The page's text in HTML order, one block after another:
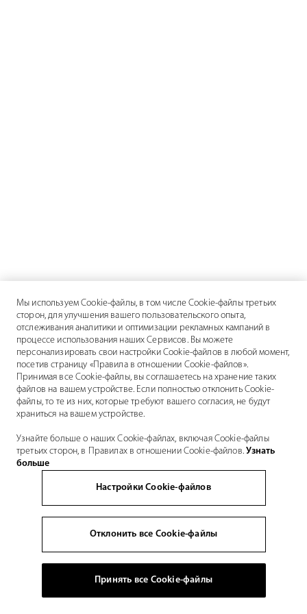
Мы используем Cookie-файлы, в том числе Cookie-файлы третьих
сторон, для улучшения вашего пользовательского опыта,
отслеживания аналитики и оптимизации рекламных кампаний в
процессе использования наших Сервисов. Вы можете
персонализировать свои настройки Cookie-файлов в любой момент,
посетив страницу «Правила в отношении Cookie-файлов».
Принимая все Cookie-файлы, вы соглашаетесь на хранение таких
файлов на вашем устройстве. Если полностью отклонить Cookie-
файлы, то те из них, которые требуют вашего согласия, не будут
храниться на вашем устройстве.
Узнайте больше о наших Cookie-файлах, включая Cookie-файлы
третьих сторон, в Правилах в отношении Cookie-файлов.Узнать
больше
Настройки Cookie-файлов
Отклонить все Cookie-файлы
Принять все Cookie-файлы